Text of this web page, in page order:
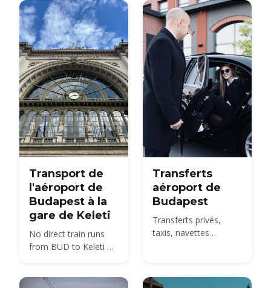
du Terminal 2, le
contrôle des
passeports, la
récupération des
bagages, la douane et
comment rejoindre le
centre-ville depuis le
BUD.
Here is every route,
with 2026 fares.
Transport de
l'aéroport de
Budapest à la
gare de Keleti
No direct train runs
from BUD to Keleti —
850 HUF budget route,
Transferts
aéroport de
Budapest
Transferts privés,
taxis, navettes
les prix 2026 et